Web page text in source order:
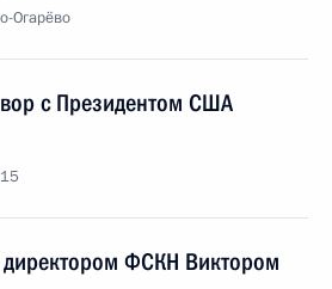
Огарёво
с Президентом США
директором ФСКН Виктором